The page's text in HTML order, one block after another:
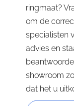
ringmaat?
om de
specialisten
advies en
showroom
dat het u